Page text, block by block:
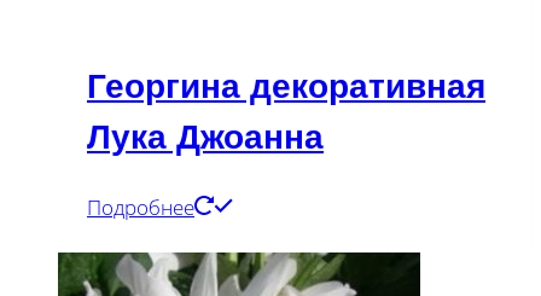
Георгина декоративная
Лука Джоанна
Подробнее